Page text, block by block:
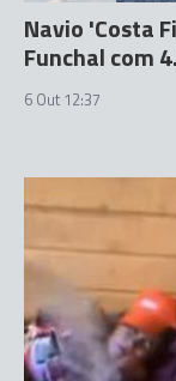
Navio 'Costa
Funchal com
6 Out 12:37